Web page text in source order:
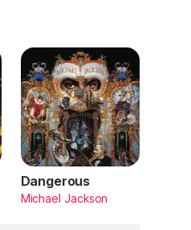
Dangerous
Michael Jackson